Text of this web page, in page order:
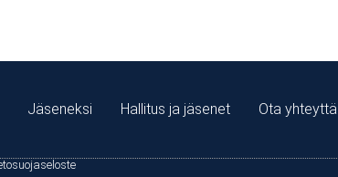
Jäseneksi Hallitus ja jäsenet Ota yhteyttä